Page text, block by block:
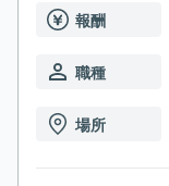
報酬
職種
場所